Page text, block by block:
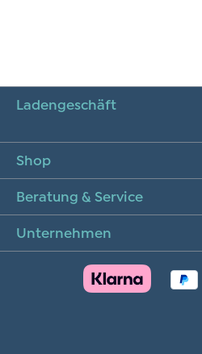
Ladengeschäft
Shop
Beratung & Service
Unternehmen